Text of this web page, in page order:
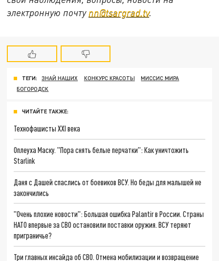
электронную почту nn@tsargrad.tv.
ТЕГИ: ЗНАЙ НАШИХ КОНКУРС КРАСОТЫ
МИССИС МИРА
БОГОРОДСК
ЧИТАЙТЕ ТАКЖЕ:
Технофашисты XXI века
Оплеуха Маску. "Пора снять белые перчатки": Как уничтожить
Starlink
Даня с Дашей спаслись от боевиков ВСУ. Но беды для малышей не
закончились
"Очень плохие новости": Большая ошибка Palantir в России. Страны
НАТО впервые за СВО остановили поставки оружия. ВСУ теряют
приграничье?
Три главных инсайда об СВО. Отмена мобилизации и возвращение